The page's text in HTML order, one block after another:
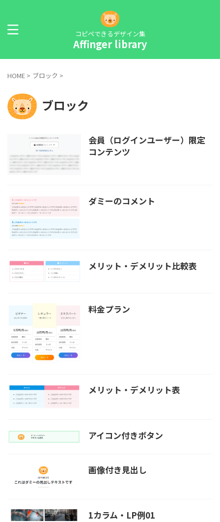
コピペできるデザイン集
Affinger library
HOME > ブロック >
ブロック
会員（ログインユーザー）限定
コンテンツ
ダミーのコメント
メリット・デメリット比較表
料金プラン
メリット・デメリット表
アイコン付きボタン
画像付き見出し
1カラム・LP例01